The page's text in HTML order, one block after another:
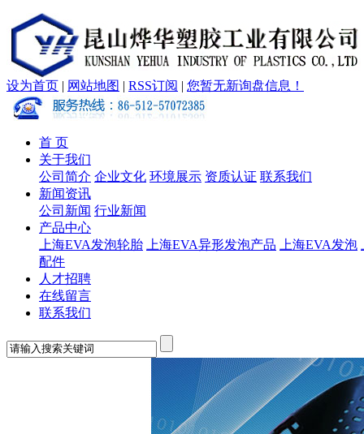
设为首页 | 网站地图 | RSS订阅 | 您暂无新询盘信息！
首 页
关于我们
公司简介 企业文化 环境展示 资质认证 联系我们
新闻资讯
公司新闻 行业新闻
产品中心
上海EVA发泡轮胎
上海EVA异形发泡产品 上海EVA发泡
配件
人才招聘
在线留言
联系我们